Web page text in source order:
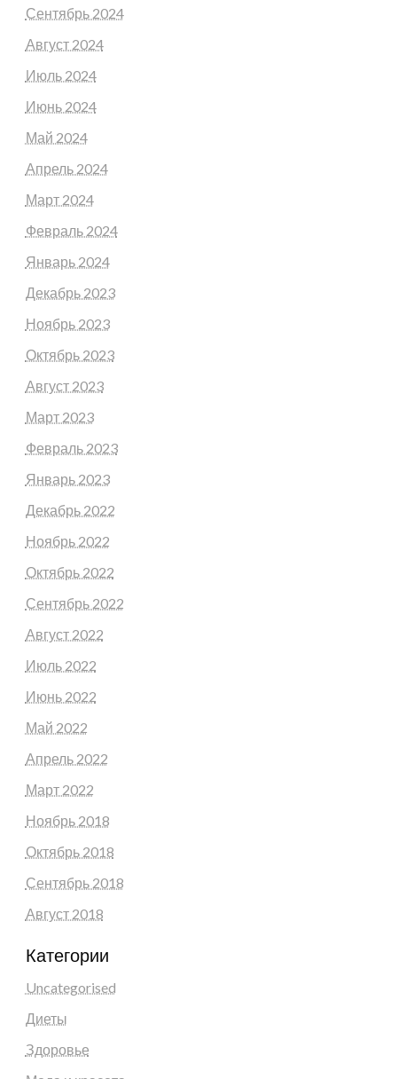
Сентябрь 2024
Август 2024
Июль 2024
Июнь 2024
Май 2024
Апрель 2024
Март 2024
Февраль 2024
Январь 2024
Декабрь 2023
Ноябрь 2023
Октябрь 2023
Август 2023
Март 2023
Февраль 2023
Январь 2023
Декабрь 2022
Ноябрь 2022
Октябрь 2022
Сентябрь 2022
Август 2022
Июль 2022
Июнь 2022
Май 2022
Апрель 2022
Март 2022
Ноябрь 2018
Октябрь 2018
Сентябрь 2018
Август 2018
Категории
Uncategorised
Диеты
Здоровье